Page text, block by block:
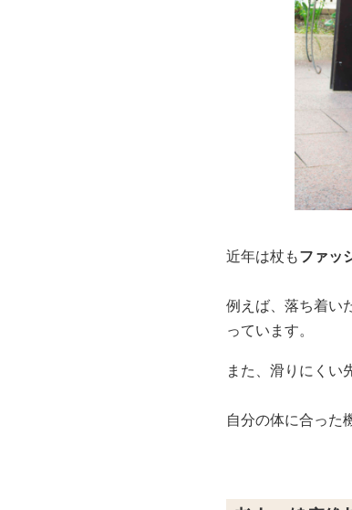
近年は杖もファッ
例えば、落ち着い
っています。
また、滑りにくい
自分の体に合った